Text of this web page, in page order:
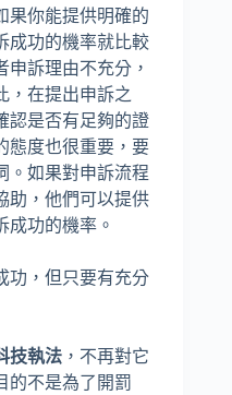
果你能提供明確的
成功的機率就比較
申訴理由不充分，
，在提出申訴之
認是否有足夠的證
態度也很重要，要
。如果對申訴流程
助，他們可以提供
成功的機率。
功，但只要有充分
技執法 ，不再對它
的不是為了開罰